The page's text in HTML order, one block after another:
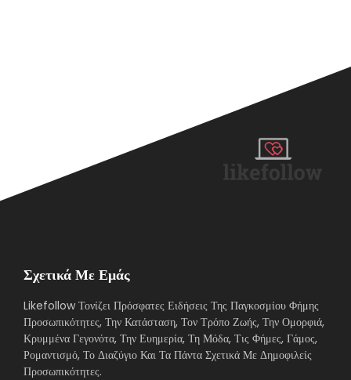
Σχετικά Με Εμάς
Likefollow Τονίζει Πρόσφατες Ειδήσεις Της Παγκοσμίου Φήμης
Προσωπικότητες, Την Κατάσταση, Τον Τρόπο Ζωής, Την Ομορφιά,
Κρυμμένα Γεγονότα, Την Ευημερία, Τη Μόδα, Τις Φήμες, Γάμος,
Ρομαντισμό, Το Διαζύγιο Και Τα Πάντα Σχετικά Με Δημοφιλείς
Προσωπικότητες.